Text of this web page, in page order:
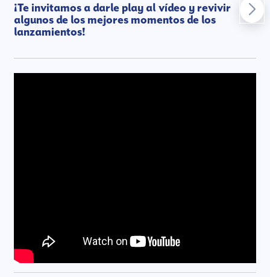
¡Te invitamos a darle play al vídeo y revivir
algunos de los mejores momentos de los
lanzamientos!